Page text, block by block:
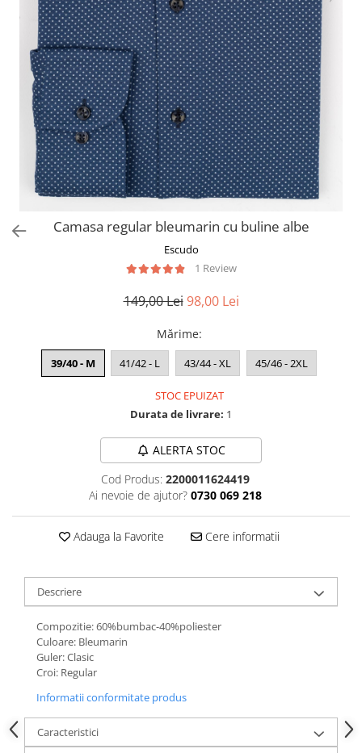
Camasa regular bleumarin cu buline albe
Escudo
1 Review
149,00 Lei 98,00 Lei
Mărime:
39/40 - M 41/42 - L 43/44 - XL 45/46 - 2XL
STOC EPUIZAT
Durata de livrare: 1
ALERTA STOC
Cod Produs: 2200011624419
Ai nevoie de ajutor? 0730 069 218
Adauga la Favorite Cere informatii
Descriere
Compozitie: 60%bumbac-40%poliester
Culoare: Bleumarin
Guler: Clasic
Croi: Regular
Informatii conformitate produs
Caracteristici